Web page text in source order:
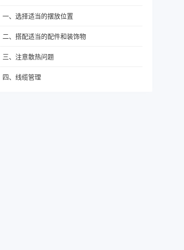
一、选择适当的摆放位置
二、搭配适当的配件和装饰物
三、注意散热问题
四、线缆管理